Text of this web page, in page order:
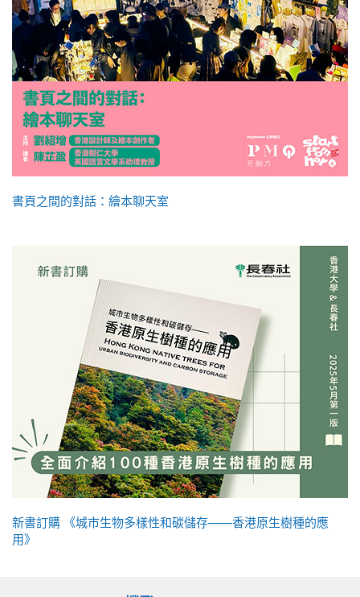
書頁之間的對話：繪本聊天室
新書訂購 《城市生物多樣性和碳儲存——香港原生樹種的應
用》